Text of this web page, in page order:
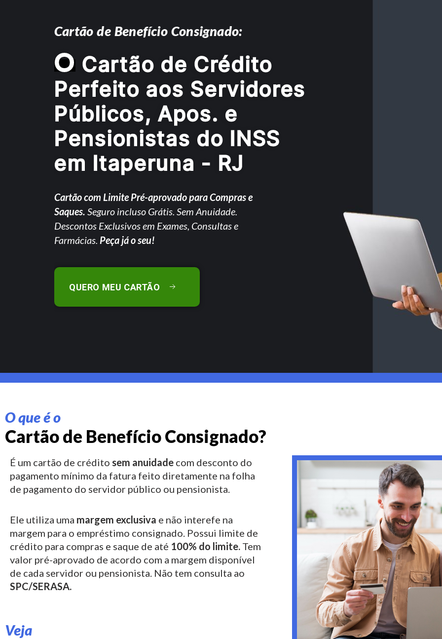
Cartão de Benefício Consignado:
O Cartão de Crédito
Perfeito aos Servidores
Públicos, Apos. e
Pensionistas do INSS
em Itaperuna - RJ
Cartão com Limite Pré-aprovado para Compras e
Saques. Seguro incluso Grátis. Sem Anuidade.
Descontos Exclusivos em Exames, Consultas e
Farmácias. Peça já o seu!
QUERO MEU CARTÃO
O que é o
Cartão de Benefício Consignado?
É um cartão de crédito sem anuidade com desconto do
pagamento mínimo da fatura feito diretamente na folha
de pagamento do servidor público ou pensionista.
Ele utiliza uma margem exclusiva e não interefe na
margem para o empréstimo consignado. Possui limite de
crédito para compras e saque de até 100% do limite. Tem
valor pré-aprovado de acordo com a margem disponível
de cada servidor ou pensionista. Não tem consulta ao
SPC/SERASA.
Veja